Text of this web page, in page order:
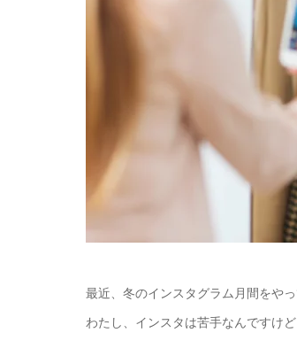
最近、冬のインスタグラム月間をやっ
わたし、インスタは苦手なんですけ